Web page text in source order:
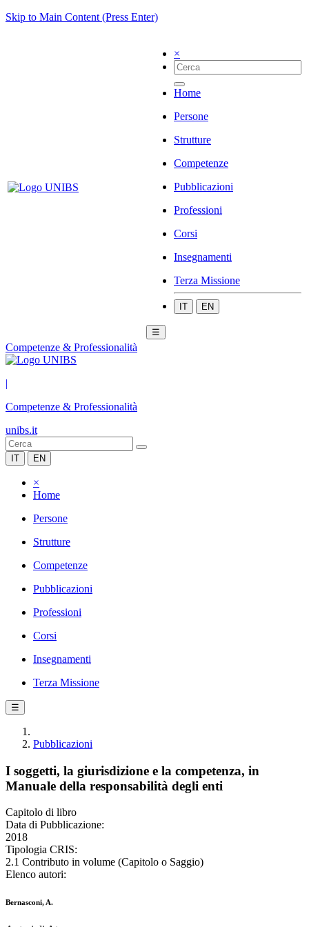
Skip to Main Content (Press Enter)
×
Home
Persone
Strutture
Competenze
Pubblicazioni
Professioni
Corsi
Insegnamenti
Terza Missione
IT EN
☰
Competenze & Professionalità
|
Competenze & Professionalità
unibs.it
IT EN
×
Home
Persone
Strutture
Competenze
Pubblicazioni
Professioni
Corsi
Insegnamenti
Terza Missione
☰
Pubblicazioni
I soggetti, la giurisdizione e la competenza, in
Manuale della responsabilità degli enti
Capitolo di libro
Data di Pubblicazione:
2018
Tipologia CRIS:
2.1 Contributo in volume (Capitolo o Saggio)
Elenco autori:
Bernasconi, A.